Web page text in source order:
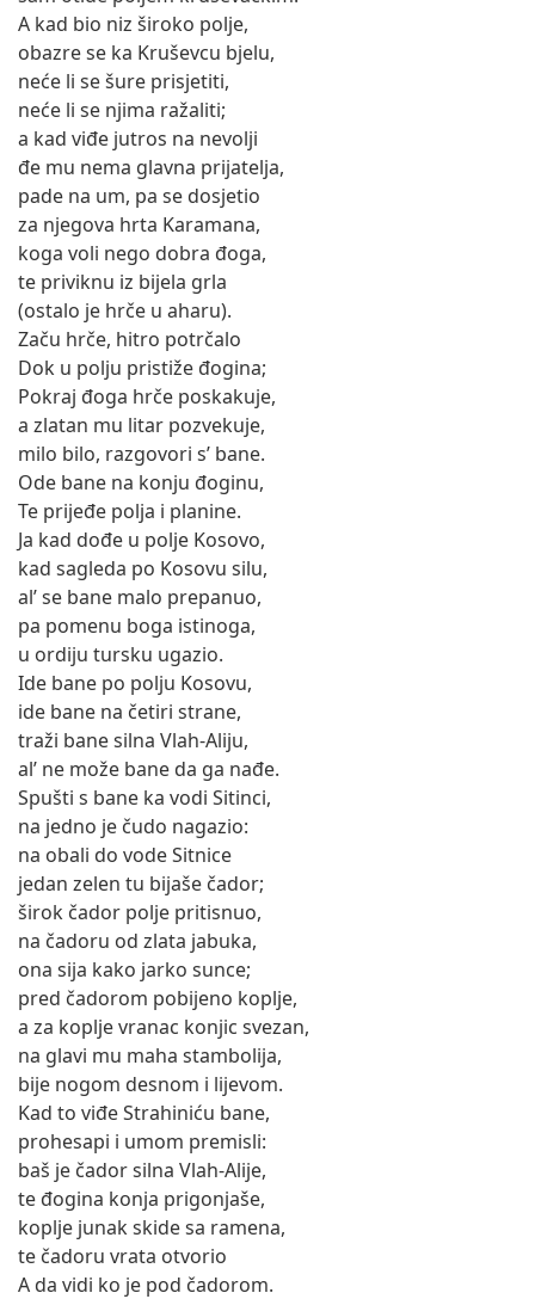
A kad bio niz široko polje,
obazre se ka Kruševcu bjelu,
neće li se šure prisjetiti,
neće li se njima ražaliti;
a kad viđe jutros na nevolji
đe mu nema glavna prijatelja,
pade na um, pa se dosjetio
za njegova hrta Karamana,
koga voli nego dobra đoga,
te priviknu iz bijela grla
(ostalo je hrče u aharu).
Začu hrče, hitro potrčalo
Dok u polju pristiže đogina;
Pokraj đoga hrče poskakuje,
a zlatan mu litar pozvekuje,
milo bilo, razgovori s’ bane.
Ode bane na konju đoginu,
Te prijeđe polja i planine.
Ja kad dođe u polje Kosovo,
kad sagleda po Kosovu silu,
al’ se bane malo prepanuo,
pa pomenu boga istinoga,
u ordiju tursku ugazio.
Ide bane po polju Kosovu,
ide bane na četiri strane,
traži bane silna Vlah-Aliju,
al’ ne može bane da ga nađe.
Spušti s bane ka vodi Sitinci,
na jedno je čudo nagazio:
na obali do vode Sitnice
jedan zelen tu bijaše čador;
širok čador polje pritisnuo,
na čadoru od zlata jabuka,
ona sija kako jarko sunce;
pred čadorom pobijeno koplje,
a za koplje vranac konjic svezan,
na glavi mu maha stambolija,
bije nogom desnom i lijevom.
Kad to viđe Strahiniću bane,
prohesapi i umom premisli:
baš je čador silna Vlah-Alije,
te đogina konja prigonjaše,
koplje junak skide sa ramena,
te čadoru vrata otvorio
A da vidi ko je pod čadorom.